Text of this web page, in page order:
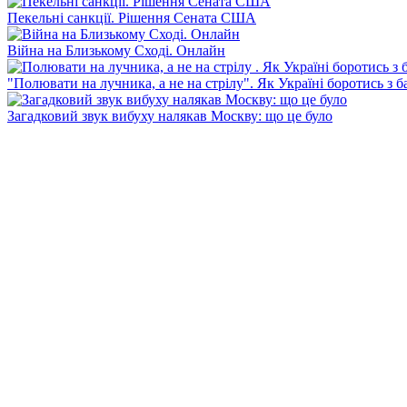
Пекельні санкції. Рішення Сената США
Війна на Близькому Сході. Онлайн
"Полювати на лучника, а не на стрілу". Як Україні боротись з
Загадковий звук вибуху налякав Москву: що це було